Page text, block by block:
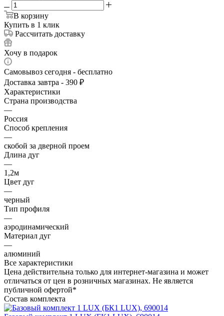
В корзину
Купить в 1 клик
Рассчитать доставку
Хочу в подарок
Самовывоз сегодня - бесплатно
Доставка завтра - 390 ₽
Характеристики
Страна производства
—
Россия
Способ крепления
—
скобой за дверной проем
Длина дуг
—
1,2м
Цвет дуг
—
черный
Тип профиля
—
аэродинамический
Материал дуг
—
алюминий
Все характеристики
Цена действительна только для интернет-магазина и может
отличаться от цен в розничных магазинах. Не является
публичной офертой*
Состав комплекта